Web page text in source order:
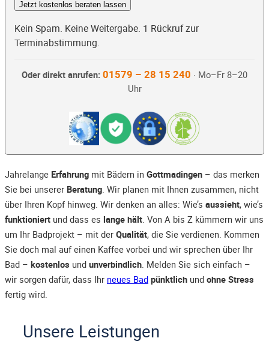
Jetzt kostenlos beraten lassen
Kein Spam. Keine Weitergabe. 1 Rückruf zur
Terminabstimmung.
Oder direkt anrufen: 01579 – 28 15 240 · Mo–Fr 8–20
Uhr
Jahrelange Erfahrung mit Bädern in Gottmadingen – das merken
Sie bei unserer Beratung. Wir planen mit Ihnen zusammen, nicht
über Ihren Kopf hinweg. Wir denken an alles: Wie’s aussieht, wie’s
funktioniert und dass es lange hält. Von A bis Z kümmern wir uns
um Ihr Badprojekt – mit der Qualität, die Sie verdienen. Kommen
Sie doch mal auf einen Kaffee vorbei und wir sprechen über Ihr
Bad – kostenlos und unverbindlich. Melden Sie sich einfach –
wir sorgen dafür, dass Ihr neues Bad pünktlich und ohne Stress
fertig wird.
Unsere Leistungen